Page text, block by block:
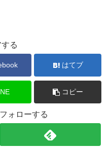
る
はてブ
コピー
ォローする